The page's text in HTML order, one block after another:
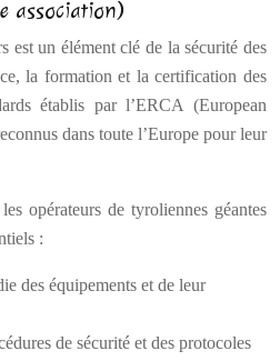
association)
est un élément clé de la sécurité des
la formation et la certification des
établis par l’ERCA (European
dans toute l’Europe pour leur
opérateurs de tyroliennes géantes
:
des équipements et de leur
de sécurité et des protocoles